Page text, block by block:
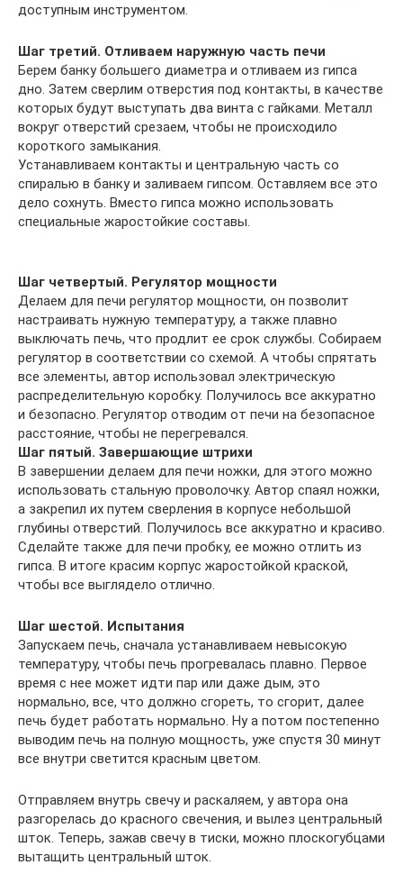
доступным инструментом.
Шаг третий. Отливаем наружную часть печи
Берем банку большего диаметра и отливаем из гипса
дно. Затем сверлим отверстия под контакты, в качестве
которых будут выступать два винта с гайками. Металл
вокруг отверстий срезаем, чтобы не происходило
короткого замыкания.
Устанавливаем контакты и центральную часть со
спиралью в банку и заливаем гипсом. Оставляем все это
дело сохнуть. Вместо гипса можно использовать
специальные жаростойкие составы.
Шаг четвертый. Регулятор мощности
Делаем для печи регулятор мощности, он позволит
настраивать нужную температуру, а также плавно
выключать печь, что продлит ее срок службы. Собираем
регулятор в соответствии со схемой. А чтобы спрятать
все элементы, автор использовал электрическую
распределительную коробку. Получилось все аккуратно
и безопасно. Регулятор отводим от печи на безопасное
расстояние, чтобы не перегревался.
Шаг пятый. Завершающие штрихи
В завершении делаем для печи ножки, для этого можно
использовать стальную проволочку. Автор спаял ножки,
а закрепил их путем сверления в корпусе небольшой
глубины отверстий. Получилось все аккуратно и красиво.
Сделайте также для печи пробку, ее можно отлить из
гипса. В итоге красим корпус жаростойкой краской,
чтобы все выглядело отлично.
Шаг шестой. Испытания
Запускаем печь, сначала устанавливаем невысокую
температуру, чтобы печь прогревалась плавно. Первое
время с нее может идти пар или даже дым, это
нормально, все, что должно сгореть, то сгорит, далее
печь будет работать нормально. Ну а потом постепенно
выводим печь на полную мощность, уже спустя 30 минут
все внутри светится красным цветом.
Отправляем внутрь свечу и раскаляем, у автора она
разгорелась до красного свечения, и вылез центральный
шток. Теперь, зажав свечу в тиски, можно плоскогубцами
вытащить центральный шток.